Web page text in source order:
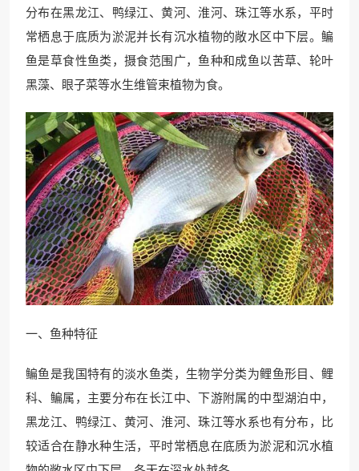
分布在黑龙江、鸭绿江、黄河、淮河、珠江等水系，平时
常栖息于底质为淤泥并长有沉水植物的敞水区中下层。鳊
鱼是草食性鱼类，摄食范围广，鱼种和成鱼以苦草、轮叶
黑藻、眼子菜等水生维管束植物为食。
一、鱼种特征
鳊鱼是我国特有的淡水鱼类，生物学分类为鲤鱼形目、鲤
科、鳊属，主要分布在长江中、下游附属的中型湖泊中，
黑龙江、鸭绿江、黄河、淮河、珠江等水系也有分布，比
较适合在静水种生活，平时常栖息在底质为淤泥和沉水植